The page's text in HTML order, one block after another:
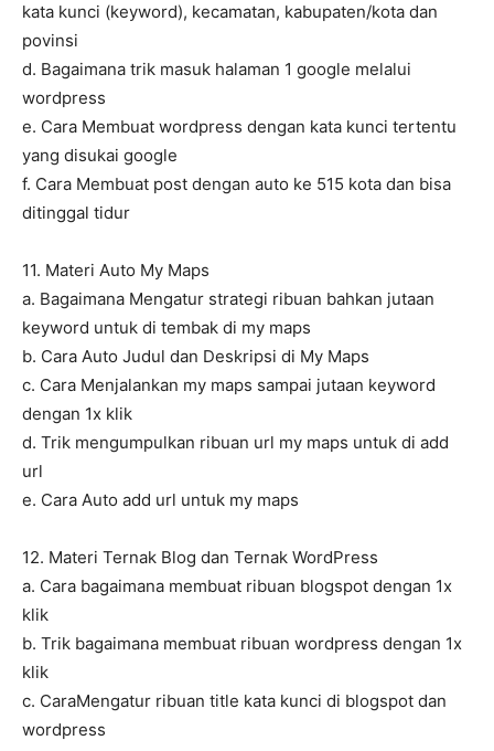
kata kunci (keyword), kecamatan, kabupaten/kota dan
povinsi
d. Bagaimana trik masuk halaman 1 google melalui
wordpress
e. Cara Membuat wordpress dengan kata kunci tertentu
yang disukai google
f. Cara Membuat post dengan auto ke 515 kota dan bisa
ditinggal tidur
11. Materi Auto My Maps
a. Bagaimana Mengatur strategi ribuan bahkan jutaan
keyword untuk di tembak di my maps
b. Cara Auto Judul dan Deskripsi di My Maps
c. Cara Menjalankan my maps sampai jutaan keyword
dengan 1x klik
d. Trik mengumpulkan ribuan url my maps untuk di add
url
e. Cara Auto add url untuk my maps
12. Materi Ternak Blog dan Ternak WordPress
a. Cara bagaimana membuat ribuan blogspot dengan 1x
klik
b. Trik bagaimana membuat ribuan wordpress dengan 1x
klik
c. CaraMengatur ribuan title kata kunci di blogspot dan
wordpress